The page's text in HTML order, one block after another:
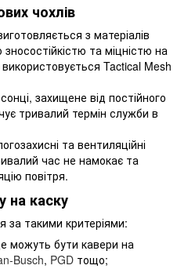
чохлів
з матеріалів
та міцністю на
Tactical Mesh
захищене від постійного
тривалий термін служби в
та вентиляційні
час не намокає та
повітря.
на каску
такими критеріями:
можуть бути кавери на
Busch, PGD тощо;